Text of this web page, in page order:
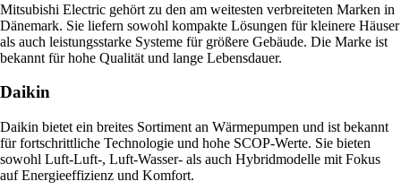
Mitsubishi Electric gehört zu den am weitesten verbreiteten Marken in
Dänemark. Sie liefern sowohl kompakte Lösungen für kleinere Häuser
als auch leistungsstarke Systeme für größere Gebäude. Die Marke ist
bekannt für hohe Qualität und lange Lebensdauer.
Daikin
Daikin bietet ein breites Sortiment an Wärmepumpen und ist bekannt
für fortschrittliche Technologie und hohe SCOP-Werte. Sie bieten
sowohl Luft-Luft-, Luft-Wasser- als auch Hybridmodelle mit Fokus
auf Energieeffizienz und Komfort.